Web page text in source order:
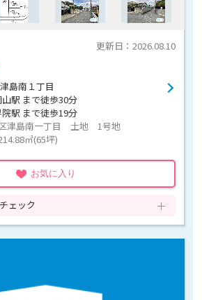
更新日：2026.08.10
島南１丁目
駅 まで徒歩30分
駅 まで徒歩19分
津島南一丁目 土地 1号地
㎡(65坪)
お気に入り
ェック